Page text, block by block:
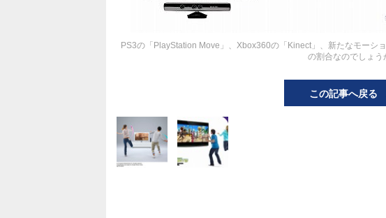
PS3の「PlayStation Move」、Xbox360の「Kinect」、新たなモーシ
の割合なのでしょう
この記事へ戻る